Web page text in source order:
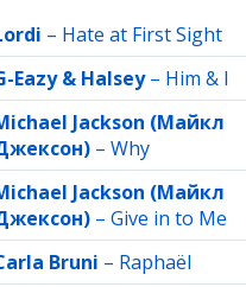
– Hate at First Sight
Eazy & Halsey– Him & I
Jackson (Майкл
– Why
Jackson (Майкл
– Give in to Me
Bruni – Raphaёl